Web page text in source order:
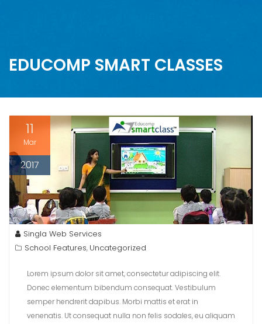
EDUCOMP SMART CLASSES
11
Mar
2017
Singla Web Services
School Features, Uncategorized
Lorem ipsum dolor sit amet, consectetur adipiscing elit.
Donec elementum bibendum consequat. Vestibulum
semper hendrerit dapibus. Morbi mattis et erat in
venenatis. Ut consequat nulla non felis sodales, eu aliquam